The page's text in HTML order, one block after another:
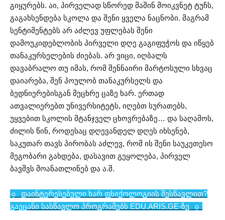
გიყურებს. აი, პირველად სწორედ მაშინ მოიკვნეტ ტუჩს,
გაგახსენდება სკოლა და შენი ყველა ნაცნობი. მაგრამ
სენტიმენტებს არ აძლევ უფლებას შენი
დამოუკიდებლობის პირველი დღე გაგიფუჭოს და იწყებ
თანაკურსელების ძიებას. არ ვიცი, იღბალს
დავაბრალო თუ იმას, რომ შენნაირი მარტოსული სხვაც
დაიარება, შენ პოულობ თანაკურსელს და
ბედნიერებისგან მეცხრე ცაზე ხარ. ერთად
ათვალიერებთ უნივერსიტეტს, იღებთ სურათებს,
უყვებით სკოლის მტანჯველ ცხოვრებაზე… და საღამოს,
ძილის წინ, როდესაც დღევანდელ დღეს იხსენებ,
საკუთარ თავს პირობას აძლევ, რომ ის შენი საუკეთესო
მეგობარი გახდება, დასავით გეყოლება, პირველ
ბავშვს მოანათლინებ და ა.შ.
☼ დაინტერესებული ხარ ფსიქოლოგიის შესწავლით?
გაეცანი სასწავლო პროგრამებს EDU.ARIS.GE-ზე ☼